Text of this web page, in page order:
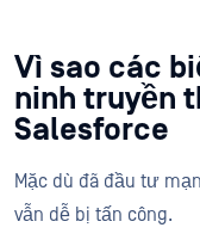
Vì sao các
ninh truyền
Salesforce
Mặc dù đã đầu tư
vẫn dễ bị tấn công.